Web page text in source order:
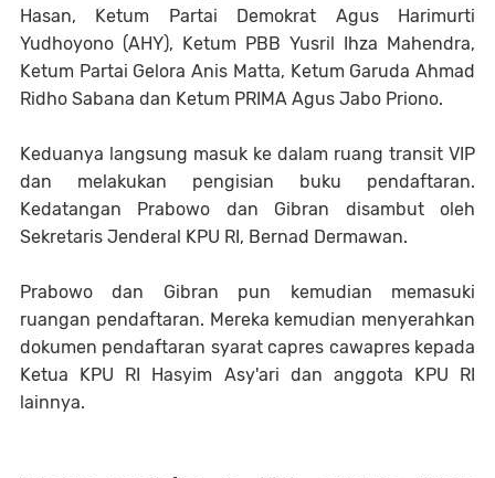
Hasan, Ketum Partai Demokrat Agus Harimurti
Yudhoyono (AHY), Ketum PBB Yusril Ihza Mahendra,
Ketum Partai Gelora Anis Matta, Ketum Garuda Ahmad
Ridho Sabana dan Ketum PRIMA Agus Jabo Priono.
Keduanya langsung masuk ke dalam ruang transit VIP
dan melakukan pengisian buku pendaftaran.
Kedatangan Prabowo dan Gibran disambut oleh
Sekretaris Jenderal KPU RI, Bernad Dermawan.
Prabowo dan Gibran pun kemudian memasuki
ruangan pendaftaran. Mereka kemudian menyerahkan
dokumen pendaftaran syarat capres cawapres kepada
Ketua KPU RI Hasyim Asy'ari dan anggota KPU RI
lainnya.